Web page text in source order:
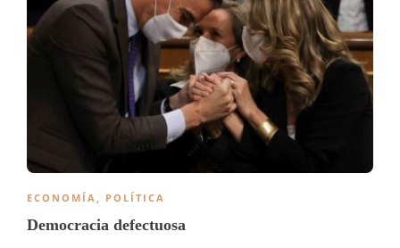
ECONOMÍA, POLÍTICA
Democracia defectuosa